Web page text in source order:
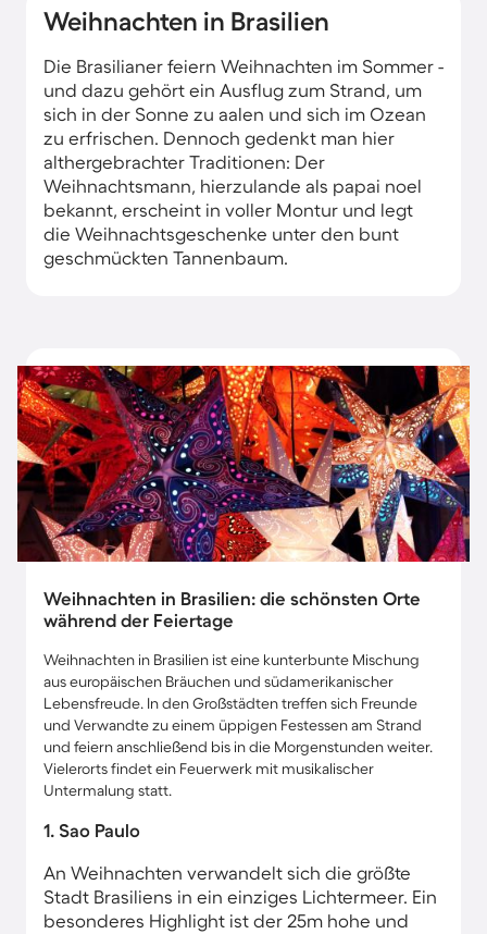
Weihnachten in Brasilien
Die Brasilianer feiern Weihnachten im Sommer -
und dazu gehört ein Ausflug zum Strand, um
sich in der Sonne zu aalen und sich im Ozean
zu erfrischen. Dennoch gedenkt man hier
althergebrachter Traditionen: Der
Weihnachtsmann, hierzulande als papai noel
bekannt, erscheint in voller Montur und legt
die Weihnachtsgeschenke unter den bunt
geschmückten Tannenbaum.
Weihnachten in Brasilien: die schönsten Orte
während der Feiertage
Weihnachten in Brasilien ist eine kunterbunte Mischung
aus europäischen Bräuchen und südamerikanischer
Lebensfreude. In den Großstädten treffen sich Freunde
und Verwandte zu einem üppigen Festessen am Strand
und feiern anschließend bis in die Morgenstunden weiter.
Vielerorts findet ein Feuerwerk mit musikalischer
Untermalung statt.
1. Sao Paulo
An Weihnachten verwandelt sich die größte
Stadt Brasiliens in ein einziges Lichtermeer. Ein
besonderes Highlight ist der 25m hohe und